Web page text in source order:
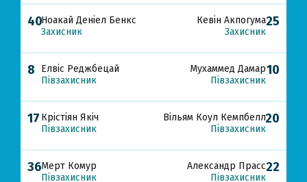
40Ноакай Деніел Бенкс
Захисник
8
Елвіс Реджбецай
Півзахисник
17 Крістіян Якіч
Півзахисник
36Мерт Комур
Півзахисник
25
Кевін Акпогума
Захисник
10
Мухаммед Дамар
Півзахисник
20
Вільям Коул Кемпбелл
Півзахисник
22
Александр Прасс
Півзахисник